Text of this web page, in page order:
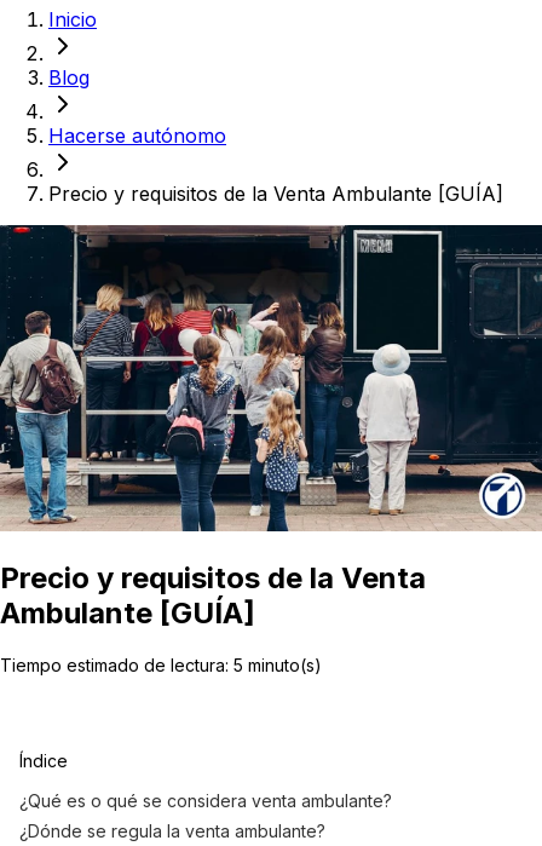
Inicio
Blog
Hacerse autónomo
Precio y requisitos de la Venta Ambulante [GUÍA]
Precio y requisitos de la Venta
Ambulante [GUÍA]
Tiempo estimado de lectura: 5 minuto(s)
Índice
¿Qué es o qué se considera venta ambulante?
¿Dónde se regula la venta ambulante?